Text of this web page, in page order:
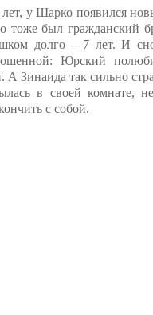
лет, у Шарко появился
тоже был гражданский
долго – 7 лет. И
Юрский
А Зинаида так сильно
в своей комнате,
с собой.